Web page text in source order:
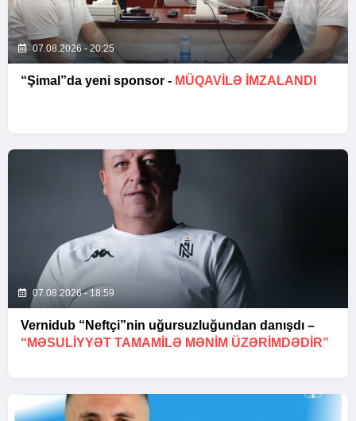
07.08.2026 - 20:25
“Şimal”da yeni sponsor - MÜQAVİLƏ İMZALANDI
07.08.2026 - 18:59
Vernidub “Neftçi”nin uğursuzluğundan danışdı –
“MƏSULIYYƏT TAMAMILƏ MƏNIM ÜZƏRIMDƏDIR”